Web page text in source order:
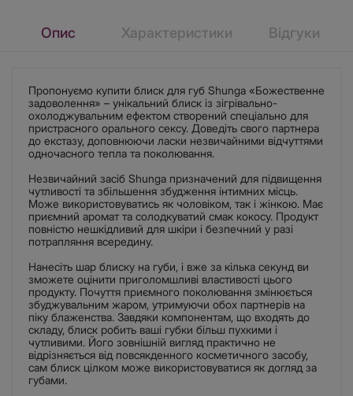
Опис Характеристики Відгуки
Пропонуємо купити блиск для губ Shunga «Божественне
задоволення» – унікальний блиск із зігрівально-
охолоджувальним ефектом створений спеціально для
пристрасного орального сексу. Доведіть свого партнера
до екстазу, доповнюючи ласки незвичайними відчуттями
одночасного тепла та поколювання.
Незвичайний засіб Shunga призначений для підвищення
чутливості та збільшення збудження інтимних місць.
Може використовуватись як чоловіком, так і жінкою. Має
приємний аромат та солодкуватий смак кокосу. Продукт
повністю нешкідливий для шкіри і безпечний у разі
потрапляння всередину.
Нанесіть шар блиску на губи, і вже за кілька секунд ви
зможете оцінити приголомшливі властивості цього
продукту. Почуття приємного поколювання змінюється
збуджувальним жаром, утримуючи обох партнерів на
піку блаженства. Завдяки компонентам, що входять до
складу, блиск робить ваші губки більш пухкими і
чутливими. Його зовнішній вигляд практично не
відрізняється від повсякденного косметичного засобу,
сам блиск цілком може використовуватися як догляд за
губами.